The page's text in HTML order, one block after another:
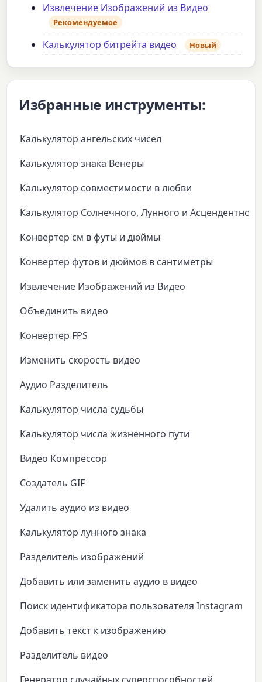
Извлечение Изображений из Видео
Рекомендуемое
Калькулятор битрейта видео Новый
Избранные инструменты:
Калькулятор ангельских чисел
Калькулятор знака Венеры
Калькулятор совместимости в любви
Калькулятор Солнечного, Лунного и Асцендентного
Конвертер см в футы и дюймы
Конвертер футов и дюймов в сантиметры
Извлечение Изображений из Видео
Объединить видео
Конвертер FPS
Изменить скорость видео
Аудио Разделитель
Калькулятор числа судьбы
Калькулятор числа жизненного пути
Видео Компрессор
Создатель GIF
Удалить аудио из видео
Калькулятор лунного знака
Разделитель изображений
Добавить или заменить аудио в видео
Поиск идентификатора пользователя Instagram
Добавить текст к изображению
Разделитель видео